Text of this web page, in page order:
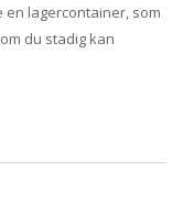
en lagercontainer, som
du stadig kan